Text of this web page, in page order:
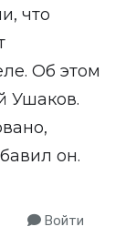
что
Об этом
Ушаков.
он.
Войти